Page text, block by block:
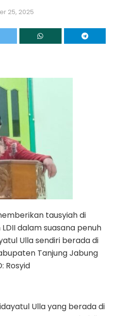
25, 2025
tausyiah di
dalam suasana penuh
Ulla sendiri berada di
Tanjung Jabung
Rosyid
Ulla yang berada di